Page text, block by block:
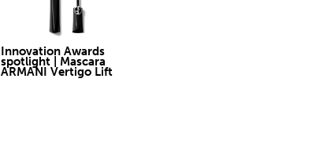
Innovation Awards
spotlight | Mascara
ARMANI Vertigo Lift